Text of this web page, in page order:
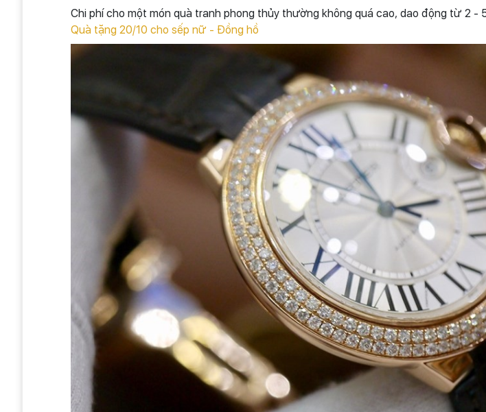
Chi phí cho một món quà tranh phong thủy thường không quá cao, dao động từ 2 -
Quà tặng 20/10 cho sếp nữ - Đồng hồ